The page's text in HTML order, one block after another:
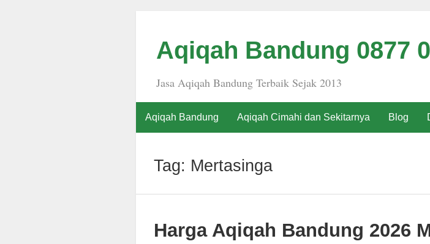
Aqiqah Bandung 0877
Jasa Aqiqah Bandung Terbaik Sejak 2013
Aqiqah Bandung Aqiqah Cimahi dan Sekitarnya Blog
Tag: Mertasinga
Harga Aqiqah Bandung 2026